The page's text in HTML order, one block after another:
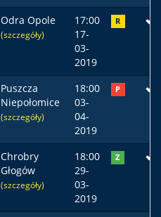
Odra Opole
(szczegóły)
17:00
17-
03-
2019
R
Puszcza
Niepołomice
(szczegóły)
18:00
03-
04-
2019
P
Chrobry
Głogów
(szczegóły)
18:00
29-
03-
2019
Z